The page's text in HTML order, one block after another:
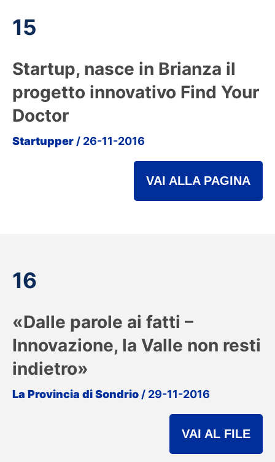
15
Startup, nasce in Brianza il
progetto innovativo Find Your
Doctor
Startupper / 26-11-2016
VAI ALLA PAGINA
16
«Dalle parole ai fatti –
Innovazione, la Valle non resti
indietro»
La Provincia di Sondrio / 29-11-2016
VAI AL FILE